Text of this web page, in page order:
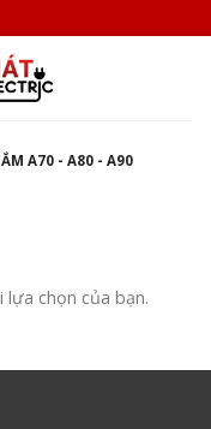
A70 - A80 - A90
chọn của bạn.